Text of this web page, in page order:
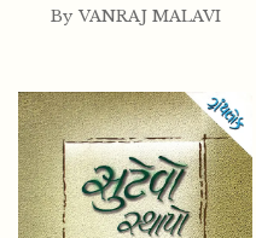
By VANRAJ MALAVI